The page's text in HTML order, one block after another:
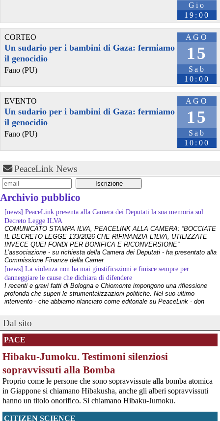
Gio
19:00
AGO
15
Sab
10:00
CORTEO
Un sudario per i bambini di Gaza: fermiamo
il genocidio
Fano (PU)
AGO
15
Sab
10:00
EVENTO
Un sudario per i bambini di Gaza: fermiamo
il genocidio
Fano (PU)
PeaceLink News
Archivio pubblico
[news] PeaceLink presenta alla Camera dei Deputati la sua memoria sul
Decreto Legge ILVA
COMUNICATO STAMPA ILVA, PEACELINK ALLA CAMERA: “BOCCIATE
IL DECRETO LEGGE 133/2026 CHE RIFINANZIA L'ILVA, UTILIZZATE
INVECE QUEI FONDI PER BONIFICA E RICONVERSIONE”
L’associazione - su richiesta della Camera dei Deputati - ha presentato alla
Commissione Finanze della Camer
[news] La violenza non ha mai giustificazioni e finisce sempre per
danneggiare le cause che dichiara di difendere
I recenti e gravi fatti di Bologna e Chiomonte impongono una riflessione
profonda che superi le strumentalizzazioni politiche. Nel suo ultimo
intervento - che abbiamo rilanciato come editoriale su PeaceLink - don
PeaceLink: “Una vittoria storica dei cittadini, ora la salute viene prima”
L’associazione PeaceLink esprime il proprio pieno sostegno e la più sentita
gratitudine al gruppo di cittadini e all'associazione Genitori Tarantini che
[news] Victor Jara, catturato l’ultimo dei suoi aguzzini
Víctor Jara, il cantautore dei poveri che sfidò la dittatura cilena con la sua
chitarra A cinquant'anni dal golpe che insanguinò il Cile, la storia di Víctor
Jara continua a risuonare come un inno alla dignità e alla resistenza. La
sua voce, spezzata dalle mani dei carn
[news] La "Breve storia del pacifismo italiano" è stata arricchita con undici
oggi
Dal sito
PACE
Hibaku-Jumoku. Testimoni silenziosi
sopravvissuti alla Bomba
Proprio come le persone che sono sopravvissute alla bomba atomica
in Giappone si chiamano Hibakusha, anche gli alberi sopravvissuti
hanno un titolo onorifico. Si chiamano Hibaku-Jumoku.
CITIZEN SCIENCE